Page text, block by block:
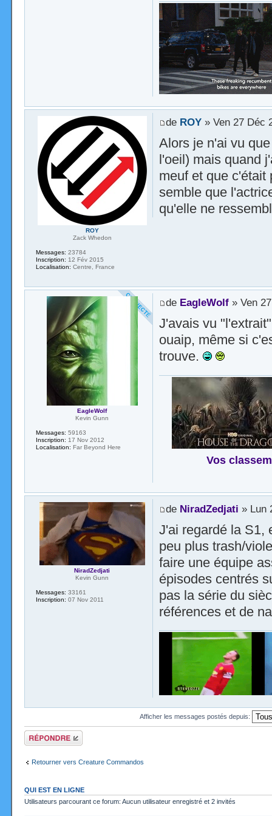
de ROY» Ven 27 Déc
Alors je n'ai vu
l'oeil) mais quand
meuf et que c'était
semble que
qu'elle ne
ROY
Zack Whedon
Messages: 23784
Inscription: 12 Fév 2015
Localisation: Centre, France
de EagleWolf» Ven
J'avais vu
ouaip, même si
trouve.
Vos
EagleWolf
Kevin Gunn
Messages: 59163
Inscription: 17 Nov 2012
Localisation: Far Beyond Here
de NiradZedjati » Lun
J'ai regardé la S1,
peu plus trash/
faire une équipe
épisodes centrés
pas la série du
références et de
NiradZedjati
Kevin Gunn
Messages: 33161
Inscription: 07 Nov 2011
Afficher les messages postés depuis:
Répondre
Retourner vers Creature Commandos
QUI EST EN LIGNE
Utilisateurs parcourant ce forum: Aucun utilisateur enregistré et 2 invités